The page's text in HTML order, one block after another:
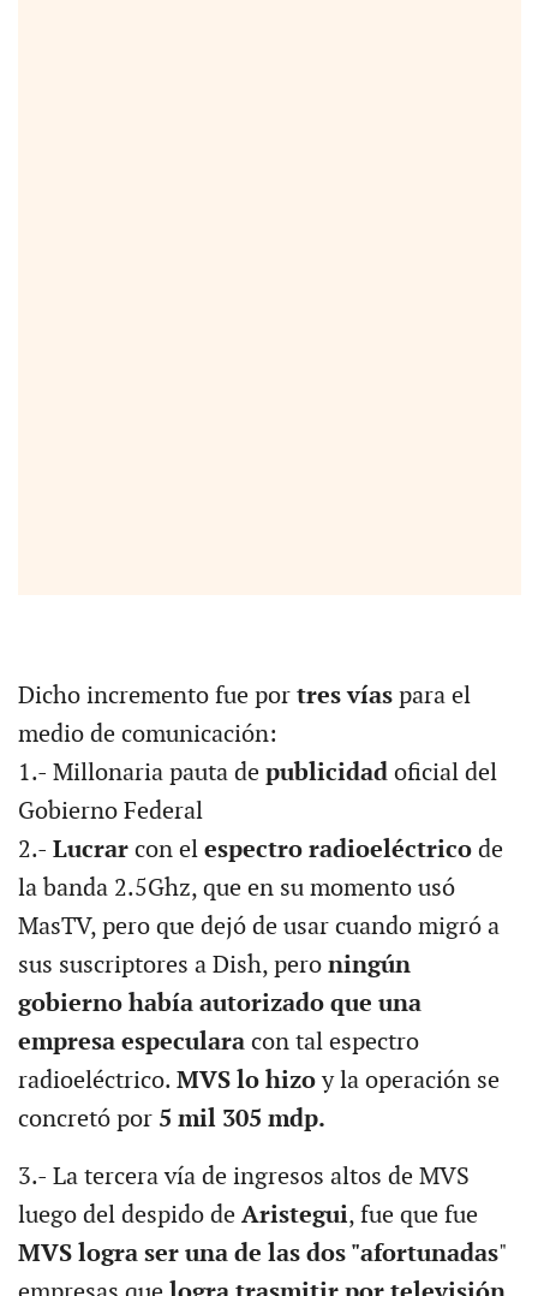
Dicho incremento fue portres vías para el
medio de comunicación:
1.- Millonaria pauta de publicidad oficial del
Gobierno Federal
2.- Lucrar con el espectro radioeléctrico de
la banda 2.5Ghz, que en su momento usó
MasTV, pero que dejó de usar cuando migró a
sus suscriptores a Dish, peroningún
gobierno había autorizado que una
empresa especulara con tal espectro
radioeléctrico. MVS lo hizoy la operación se
concretó por 5 mil 305 mdp.
3.- La tercera vía de ingresos altos de MVS
luego del despido de Aristegui, fue que fue
MVS logra ser una de las dos "afortunadas"